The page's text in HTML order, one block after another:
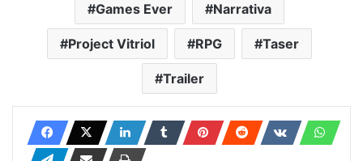
Games Ever Narrativa
Project Vitriol RPG Taser
Trailer